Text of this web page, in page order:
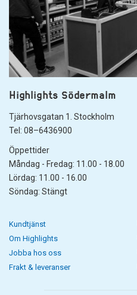
Highlights Södermalm
Tjärhovsgatan 1. Stockholm
Tel: 08–6436900
Öppettider
Måndag - Fredag: 11.00 - 18.00
Lördag: 11.00 - 16.00
Söndag: Stängt
Kundtjänst
Om Highlights
Jobba hos oss
Frakt & leveranser